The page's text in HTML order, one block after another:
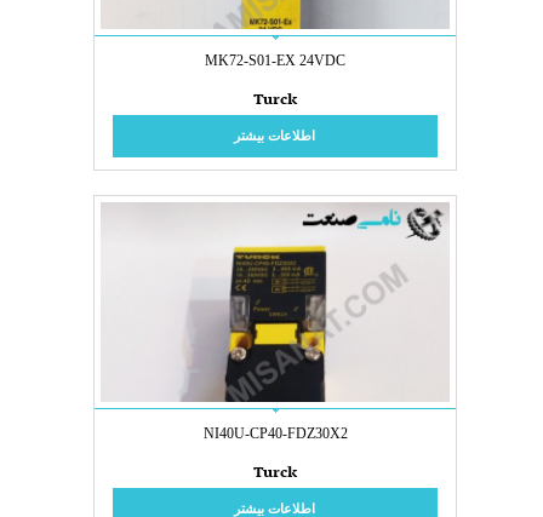
MK72-S01-EX 24VDC
Turck
اطلاعات بیشتر
NI40U-CP40-FDZ30X2
Turck
اطلاعات بیشتر